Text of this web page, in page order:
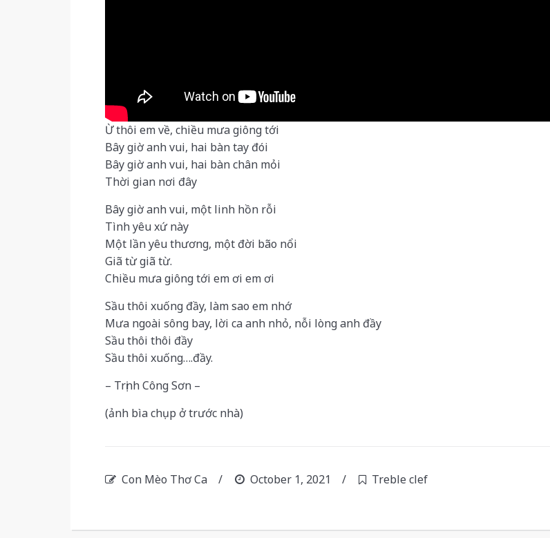
Ừ thôi em về, chiều mưa giông tới
Bây giờ anh vui, hai bàn tay đói
Bây giờ anh vui, hai bàn chân mỏi
Thời gian nơi đây
Bây giờ anh vui, một linh hồn rỗi
Tình yêu xứ này
Một lần yêu thương, một đời bão nổi
Giã từ giã từ.
Chiều mưa giông tới em ơi em ơi
Sầu thôi xuống đầy, làm sao em nhớ
Mưa ngoài sông bay, lời ca anh nhỏ, nỗi lòng anh đầy
Sầu thôi thôi đầy
Sầu thôi xuống….đầy.
– Trịnh Công Sơn –
(ảnh bìa chụp ở trước nhà)
Con Mèo Thơ Ca / October 1, 2021 / Treble clef